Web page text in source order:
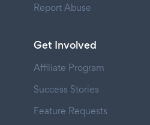
Report Abuse
Get Involved
Affiliate Program
Success Stories
Feature Requests